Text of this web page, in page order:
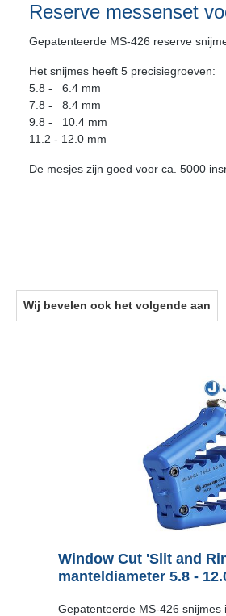
Reserve messenset
Gepatenteerde MS-426 reserve
Het snijmes heeft 5 precisiegroeven:
5.8 - 6.4 mm
7.8 - 8.4 mm
9.8 - 10.4 mm
11.2 - 12.0 mm
De mesjes zijn goed voor ca. 5000
Wij bevelen ook het volgende aan
Window Cut 'Slit and
manteldiameter 5.8 -
Gepatenteerde MS-426 snijmes